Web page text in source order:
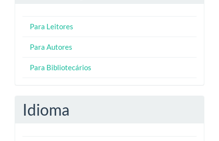
Para Leitores
Para Autores
Para Bibliotecários
Idioma